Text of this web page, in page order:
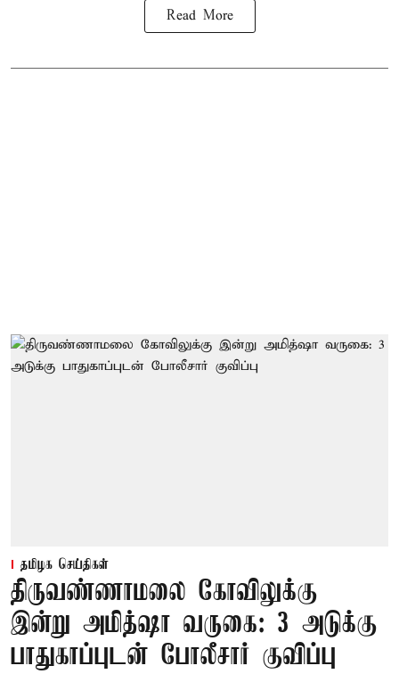
Read More
தமிழக செய்திகள்
திருவண்ணாமலை கோவிலுக்கு
இன்று அமித்ஷா வருகை: 3 அடுக்கு
பாதுகாப்புடன் போலீசார் குவிப்பு